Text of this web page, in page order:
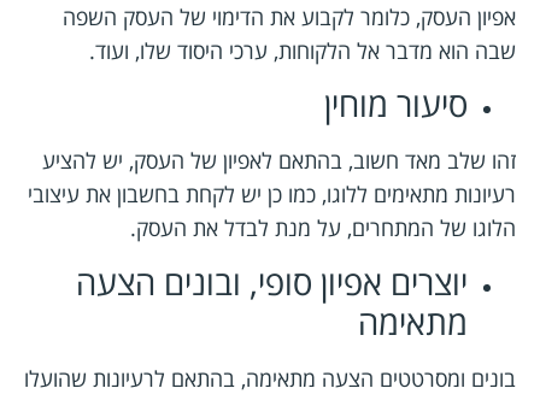
אפיון העסק, כלומר לקבוע את הדימוי של העסק השפה
שבה הוא מדבר אל הלקוחות, ערכי היסוד שלו, ועוד.
סיעור מוחין
זהו שלב מאד חשוב, בהתאם לאפיון של העסק, יש להציע
רעיונות מתאימים ללוגו, כמו כן יש לקחת בחשבון את עיצובי
הלוגו של המתחרים, על מנת לבדל את העסק.
יוצרים אפיון סופי, ובונים הצעה
מתאימה
בונים ומסרטטים הצעה מתאימה, בהתאם לרעיונות שהועלו